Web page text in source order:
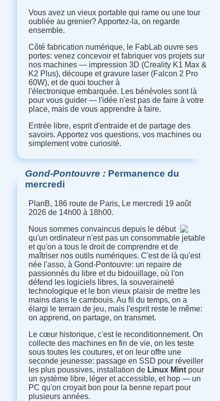
Vous avez un vieux portable qui rame ou une tour
oubliée au grenier? Apportez-la, on regarde
ensemble.
Côté fabrication numérique, le FabLab ouvre ses
portes: venez concevoir et fabriquer vos projets sur
nos machines — impression 3D (Creality K1 Max &
K2 Plus), découpe et gravure laser (Falcon 2 Pro
60W), et de quoi toucher à
l'électronique embarquée. Les bénévoles sont là
pour vous guider — l'idée n'est pas de faire à votre
place, mais de vous apprendre à faire.
Entrée libre, esprit d'entraide et de partage des
savoirs. Apportez vos questions, vos machines ou
simplement votre curiosité.
Gond-Pontouvre Permanence du
mercredi
PlanB, 186 route de Paris, Le mercredi 19 août
2026 de 14h00 à 18h00.
Nous sommes convaincus depuis le début
qu'un ordinateur n'est pas un consommable jetable
et qu'on a tous le droit de comprendre et de
maîtriser nos outils numériques. C'est de là qu'est
née l'asso, à Gond-Pontouvre: un repaire de
passionnés du libre et du bidouillage, où l'on
défend les logiciels libres, la souveraineté
technologique et le bon vieux plaisir de mettre les
mains dans le cambouis. Au fil du temps, on a
élargi le terrain de jeu, mais l'esprit reste le même:
on apprend, on partage, on transmet.
Le cœur historique, c'est le reconditionnement. On
collecte des machines en fin de vie, on les teste
sous toutes les coutures, et on leur offre une
seconde jeunesse: passage en SSD pour réveiller
les plus poussives, installation de Linux Mintpour
un système libre, léger et accessible, et hop — un
PC qu'on croyait bon pour la benne repart pour
plusieurs années.